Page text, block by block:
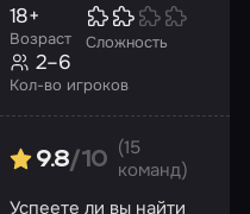
Возраст
18+
Сложность
Кол-во игроков
2–6
9.8/10
(15
команд)
Успеете ли вы найти